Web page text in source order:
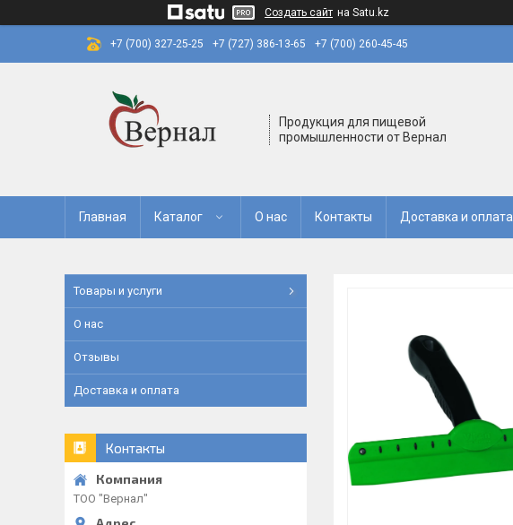
Создать сайт на Satu.kz
+7 (700) 327-25-25 +7 (727) 386-13-65 +7 (700) 260-45-45
Продукция для пищевой
промышленности от Вернал
Главная Каталог О нас Контакты Доставка и оплата
Товары и услуги
О нас
Отзывы
Доставка и оплата
Контакты
ТОО "Вернал"